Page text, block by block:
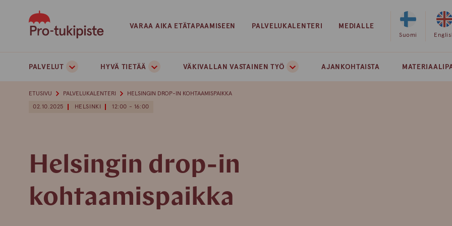
VARAA AIKA ETÄTAPAAMISEEN PALVELUKALENTERI MEDIALLE
Valitse
Suomi
PALVELUT HYVÄ TIETÄÄ VÄKIVALLAN VASTAINEN TYÖ AJANKOHTAISTA
ETUSIVU PALVELUKALENTERI HELSINGIN DROP-IN KOHTAAMISPAIKKA
02.10.2025 HELSINKI 12:00 - 16:00
Helsingin drop-in
kohtaamispaikka